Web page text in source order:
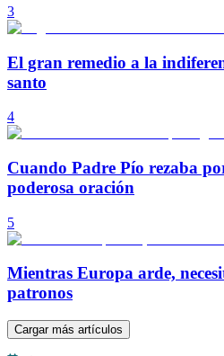
3
El gran remedio a la
santo
4
Cuando Padre Pío rezaba
poderosa oración
5
Mientras Europa arde,
patronos
Cargar más artículos